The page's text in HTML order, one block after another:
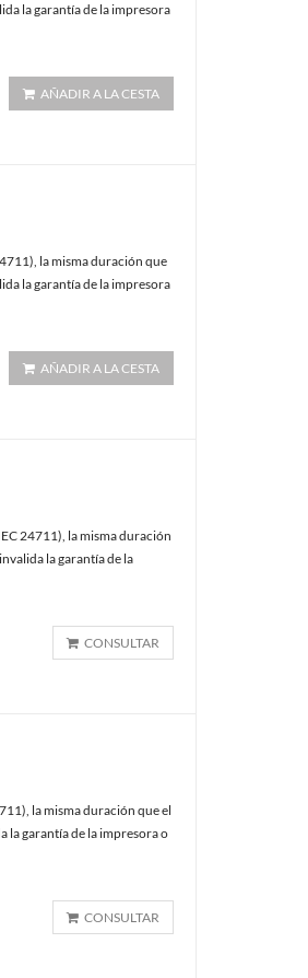
la garantía de la impresora
AÑADIR A LA CESTA
la misma duración que
la garantía de la impresora
AÑADIR A LA CESTA
24711), la misma duración
la garantía de la
CONSULTAR
la misma duración que el
la garantía de la impresora o
CONSULTAR